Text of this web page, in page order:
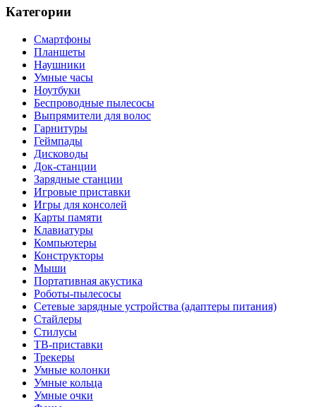
Категории
Смартфоны
Планшеты
Наушники
Умные часы
Ноутбуки
Беспроводные пылесосы
Выпрямители для волос
Гарнитуры
Геймпады
Дисководы
Док-станции
Зарядные станции
Игровые приставки
Игры для консолей
Карты памяти
Клавиатуры
Компьютеры
Конструкторы
Мыши
Портативная акустика
Роботы-пылесосы
Сетевые зарядные устройства (адаптеры питания)
Стайлеры
Стилусы
ТВ-приставки
Трекеры
Умные колонки
Умные кольца
Умные очки